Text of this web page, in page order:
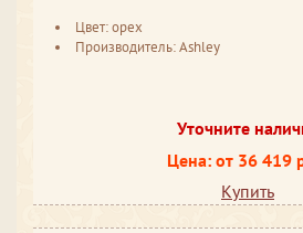
Цвет: орех
Производитель: Ashley
Уточните
Цена: от 36 419
Купить